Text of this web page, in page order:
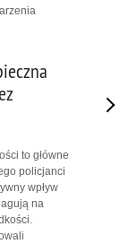
to główne
policjanci
wpływ
na